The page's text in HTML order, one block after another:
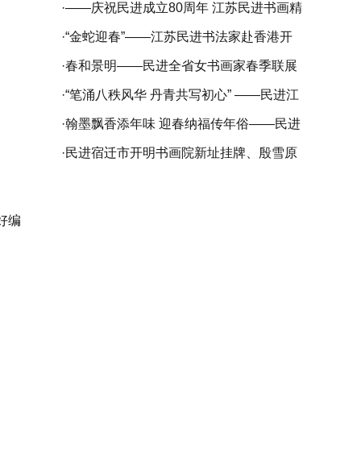
编
·——庆祝民进成立80周年 江苏民进书画精
品展暨宿迁镇江扬州三市民进书画作品联
展开幕
·“金蛇迎春”——江苏民进书法家赴香港开
展挥春活动
·春和景明——民进全省女书画家春季联展
在宁开幕
·“笔涌八秩风华 丹青共写初心” ——民进江
苏省委会庆祝中国民主促进会成立80周年
书画精品展在苏州开幕
·翰墨飘香添年味 迎春纳福传年俗——民进
仪征市委会开展乙巳（2025）“春联万家•
·民进宿迁市开明书画院新址挂牌、殷雪原